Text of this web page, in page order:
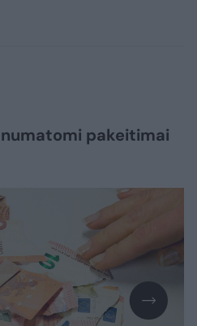
pakeitimai